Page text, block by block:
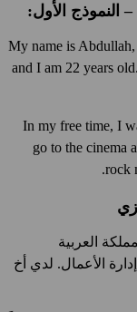
الأول:
My name is
and I am 22 years
In my free time, I
go to the
العربية
إدارة الأعمال. لدي أخ